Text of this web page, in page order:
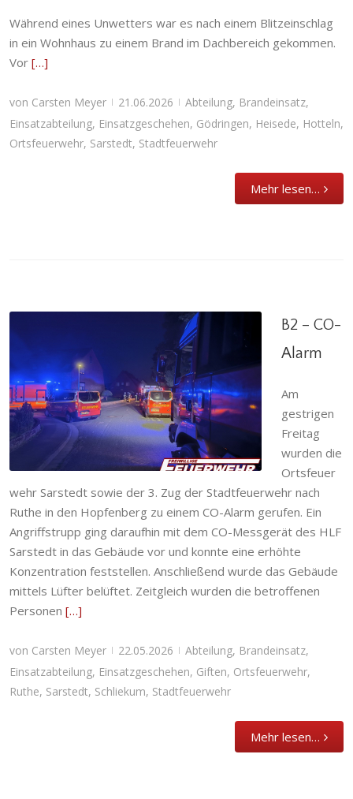
Während eines Unwetters war es nach einem Blitzeinschlag
in ein Wohnhaus zu einem Brand im Dachbereich gekommen.
Vor […]
von Carsten Meyer | 21.06.2026 | Abteilung, Brandeinsatz,
Einsatzabteilung, Einsatzgeschehen, Gödringen, Heisede, Hotteln,
Ortsfeuerwehr, Sarstedt, Stadtfeuerwehr
Mehr lesen…
B2 – CO-Alarm
Abteilung,Brandeinsatz,Einsatzabteilung,
Einsatzgeschehen,Giften,Ortsfeuerwehr
Sarstedt
Schliekum,Stadtfeuerwehr
B2 – CO-
Alarm
Am
gestrigen
Freitag
wurden die
Ortsfeuer
wehr Sarstedt sowie der 3. Zug der Stadtfeuerwehr nach
Ruthe in den Hopfenberg zu einem CO-Alarm gerufen. Ein
Angriffstrupp ging daraufhin mit dem CO-Messgerät des HLF
Sarstedt in das Gebäude vor und konnte eine erhöhte
Konzentration feststellen. Anschließend wurde das Gebäude
mittels Lüfter belüftet. Zeitgleich wurden die betroffenen
Personen […]
von Carsten Meyer | 22.05.2026 | Abteilung, Brandeinsatz,
Einsatzabteilung, Einsatzgeschehen, Giften, Ortsfeuerwehr,
Ruthe, Sarstedt, Schliekum, Stadtfeuerwehr
Mehr lesen…